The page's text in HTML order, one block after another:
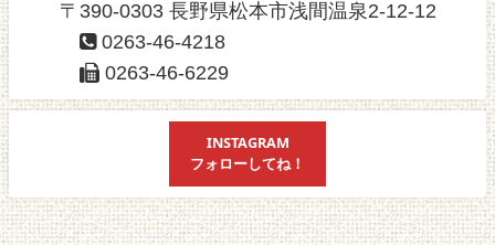
〒390-0303 長野県松本市浅間温泉2-12-12
0263-46-4218
0263-46-6229
INSTAGRAM
フォローしてね！